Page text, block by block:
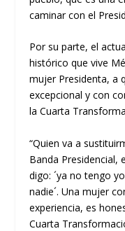
caminar con el
Por su parte, el
histórico que vive
mujer Presidenta, a
excepcional y con
la Cuarta
“Quien va a
Banda Presidencial,
digo: ´ya no tengo
nadie´. Una mujer
experiencia, es
Cuarta